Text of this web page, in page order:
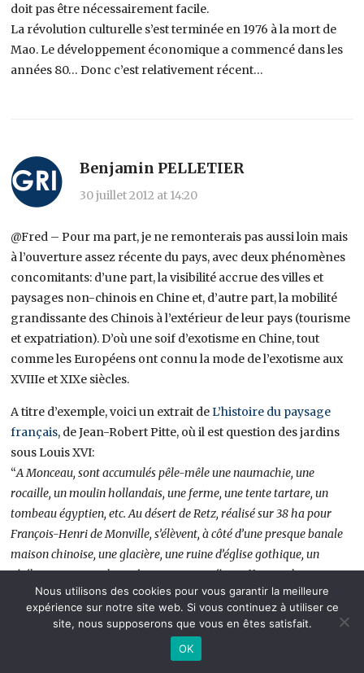
doit pas être nécessairement facile.
La révolution culturelle s’est terminée en 1976 à la mort de
Mao. Le développement économique a commencé dans les
années 80… Donc c’est relativement récent…
Benjamin PELLETIER
30 juillet 2012 at 14:20
@Fred – Pour ma part, je ne remonterais pas aussi loin mais
à l’ouverture assez récente du pays, avec deux phénomènes
concomitants: d’une part, la visibilité accrue des villes et
paysages non-chinois en Chine et, d’autre part, la mobilité
grandissante des Chinois à l’extérieur de leur pays (tourisme
et expatriation). D’où une soif d’exotisme en Chine, tout
comme les Européens ont connu la mode de l’exotisme aux
XVIIIe et XIXe siècles.
A titre d’exemple, voici un extrait deL’histoire du paysage
français, de Jean-Robert Pitte, où il est question des jardins
sous Louis XVI:
“A Monceau, sont accumulés pêle-mêle une naumachie, une
rocaille, un moulin hollandais, une ferme, une tente tartare, un
tombeau égyptien, etc. Au désert de Retz, réalisé sur 38 ha pour
François-Henri de Monville, s’élèvent, à côté d’une presque banale
maison chinoise, une glacière, une ruine d’église gothique, un
obélisque, un temple au dieu Pan et une ébouriffante colonne
détruite…”
Nous utilisons des cookies pour vous garantir la meilleure
expérience sur notre site web. Si vous continuez à utiliser ce
site, nous supposerons que vous en êtes satisfait.
OK